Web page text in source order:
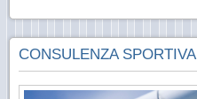
CONSULENZA SPORTIVA